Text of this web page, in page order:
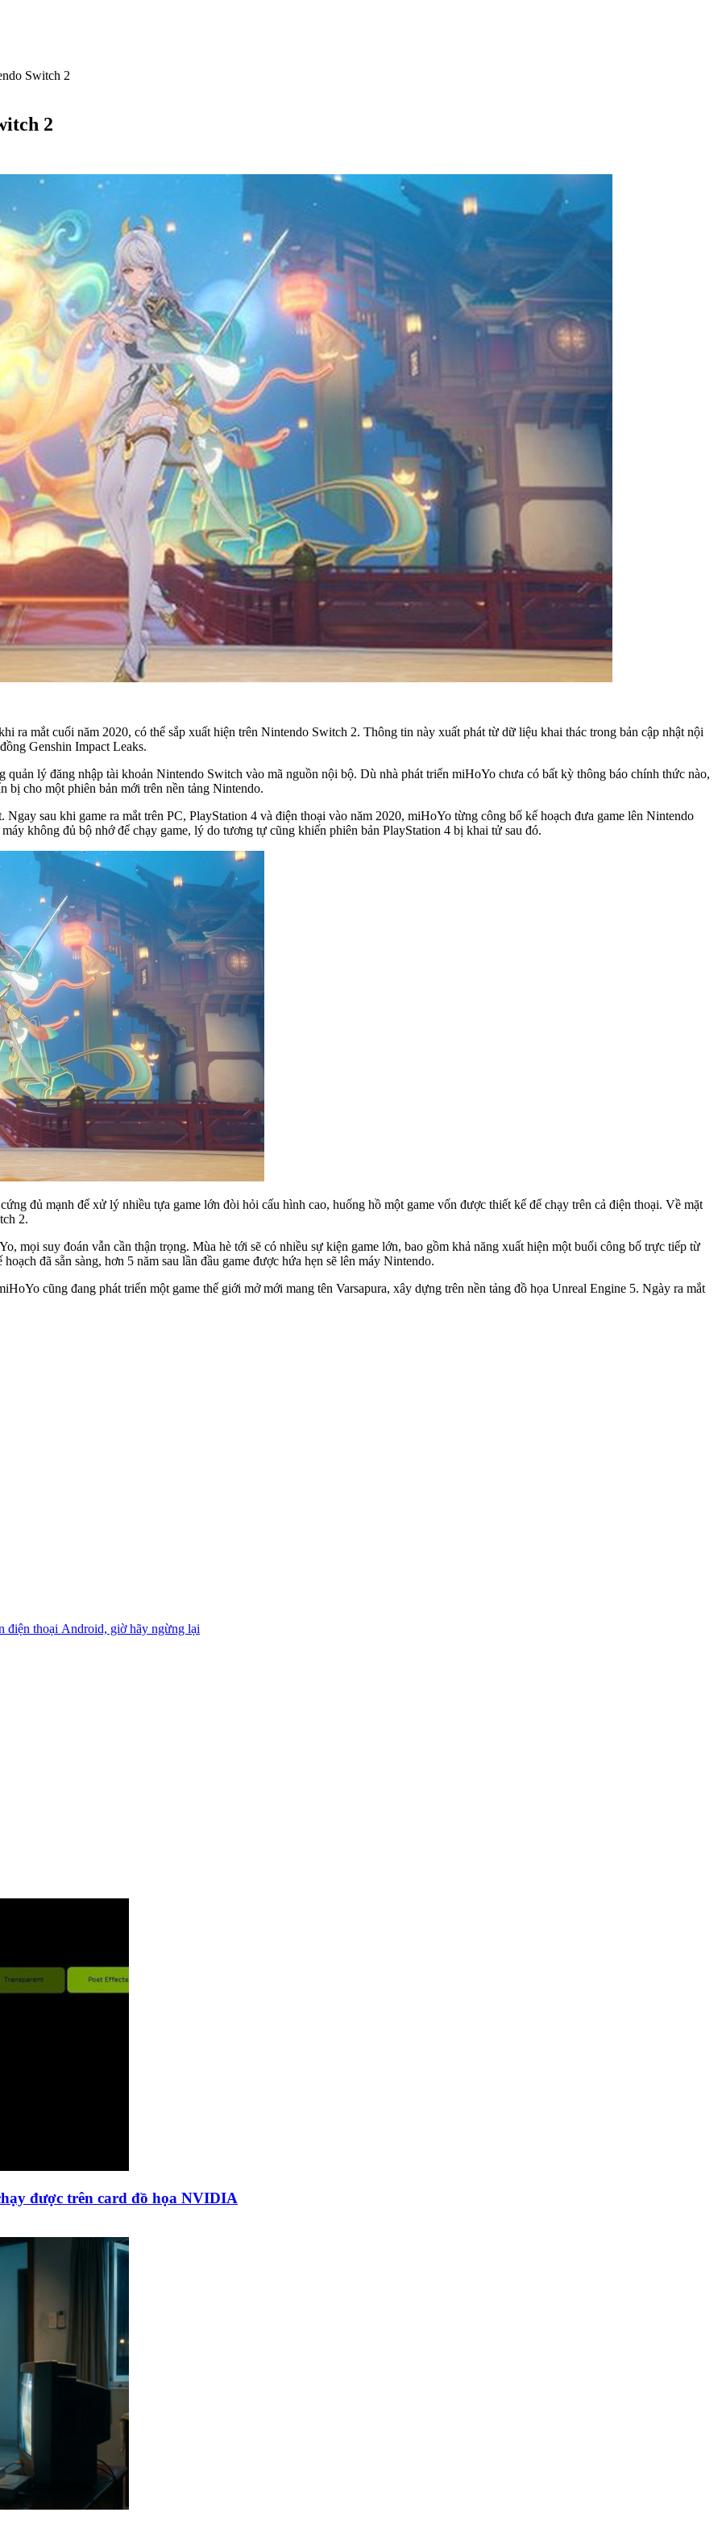
Switch 2
2
ra mắt cuối năm 2020, có thể sắp xuất hiện trên Nintendo Switch 2. Thông tin này xuất phát từ dữ liệu khai thác trong bản cập nhật nội
Genshin Impact Leaks.
quản lý đăng nhập tài khoản Nintendo Switch vào mã nguồn nội bộ. Dù nhà phát triển miHoYo chưa có bất kỳ thông báo chính thức nào,
bị cho một phiên bản mới trên nền tảng Nintendo.
sau khi game ra mắt trên PC, PlayStation 4 và điện thoại vào năm 2020, miHoYo từng công bố kế hoạch đưa game lên Nintendo
không đủ bộ nhớ để chạy game, lý do tương tự cũng khiến phiên bản PlayStation 4 bị khai tử sau đó.
đủ mạnh để xử lý nhiều tựa game lớn đòi hỏi cấu hình cao, huống hồ một game vốn được thiết kế để chạy trên cả điện thoại. Về mặt
2.
mọi suy đoán vẫn cần thận trọng. Mùa hè tới sẽ có nhiều sự kiện game lớn, bao gồm khả năng xuất hiện một buổi công bố trực tiếp từ
đã sẵn sàng, hơn 5 năm sau lần đầu game được hứa hẹn sẽ lên máy Nintendo.
cũng đang phát triển một game thế giới mở mới mang tên Varsapura, xây dựng trên nền tảng đồ họa Unreal Engine 5. Ngày ra mắt
điện thoại Android, giờ hãy ngừng lại
được trên card đồ họa NVIDIA